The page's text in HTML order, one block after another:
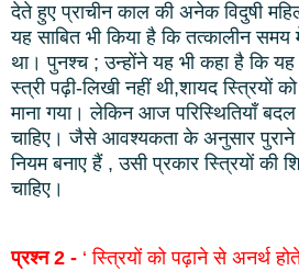
देते हुएप्राचीनकाल की अनेक विदुषी
यह साबित भी किया है कि तत्कालीन समय
था। पुनश्च ;उन्होंनेयह भी कहा है कि यह
स्त्री पढ़ी-लिखी नहीं थी,शायद स्त्रियों
माना गया। लेकिन आज परिस्थितियाँ
चाहिए। जैसे आवश्यकता के अनुसार पुराने
नियम बनाए हैं , उसी प्रकार स्त्रियों की
चाहिए।
प्रश्न 2 - ‘ स्त्रियों को पढ़ाने से अनर्थ